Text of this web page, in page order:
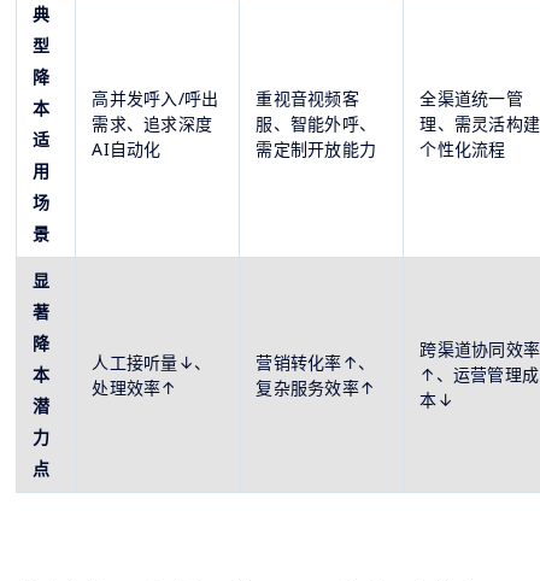
典
型
降
本
适
用
场
景
高并发呼入/呼出
需求、追求深度
AI自动化
重视音视频客
服、智能外呼、
需定制开放能力
全渠道统一管
理、需灵活构建
个性化流程
显
著
降
本
潜
力
点
人工接听量↓、
处理效率↑
营销转化率↑、
复杂服务效率↑
跨渠道协同效率
↑、运营管理成
本↓